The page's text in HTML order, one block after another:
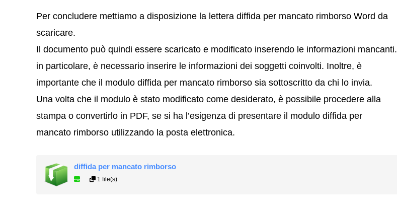
Per concludere mettiamo a disposizione la lettera diffida per mancato rimborso Word da
scaricare.
Il documento può quindi essere scaricato e modificato inserendo le informazioni mancanti.
in particolare, è necessario inserire le informazioni dei soggetti coinvolti. Inoltre, è
importante che il modulo diffida per mancato rimborso sia sottoscritto da chi lo invia.
Una volta che il modulo è stato modificato come desiderato, è possibile procedere alla
stampa o convertirlo in PDF, se si ha l’esigenza di presentare il modulo diffida per
mancato rimborso utilizzando la posta elettronica.
diffida per mancato rimborso
1 file(s)